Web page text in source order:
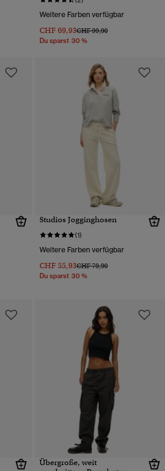
von
Weitere Farben verfügbar
CHF 69,93Preis wurde reduziert von
CHF 99,90bis
Du sparst 30 %
von
Studios Jogginghosen
(1)
Weitere Farben verfügbar
CHF 55,93Preis wurde reduziert von
CHF 79,90bis
Du sparst 30 %
Übergroße, weit